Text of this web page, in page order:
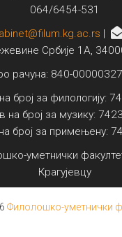
064/6454-531
|
Србије 1А,
рачуна: 840-
број за филологију:
на број за музику:
број за примењену:
уметнички
Крагујевцу
Филолошко-уметнички